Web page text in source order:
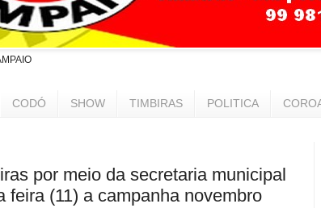
CODÓ SHOW TIMBIRAS POLITICA
por meio da secretaria municipal
feira (11) a campanha novembro